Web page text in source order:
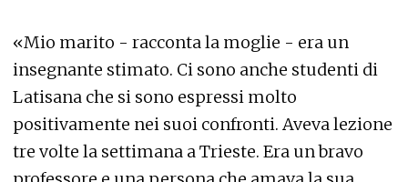
«Mio marito - racconta la moglie - era un
insegnante stimato. Ci sono anche studenti di
Latisana che si sono espressi molto
positivamente nei suoi confronti. Aveva lezione
tre volte la settimana a Trieste. Era un bravo